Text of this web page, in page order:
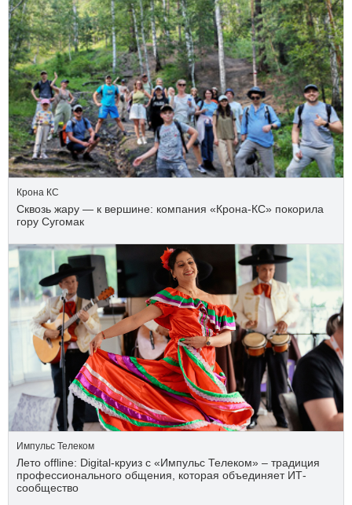
Крона КС
Сквозь жару — к вершине: компания «Крона‑КС» покорила
гору Сугомак
Импульс Телеком
Лето offline: Digital-круиз с «Импульс Телеком» – традиция
профессионального общения, которая объединяет ИТ-
сообщество